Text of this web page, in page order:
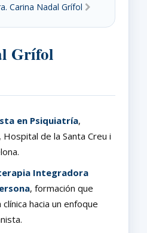
Carina Nadal Grífol
Grífol
en Psiquiatría,
de la Santa Creu i
Integradora
, formación que
hacia un enfoque